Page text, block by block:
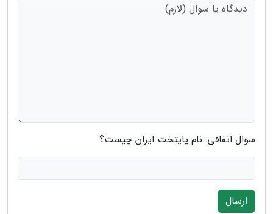
سوال اتفاقی: نام پایتخت ایران چیست؟
ارسال